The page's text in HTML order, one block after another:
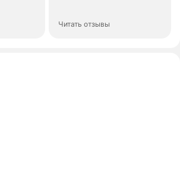
Читать отзывы